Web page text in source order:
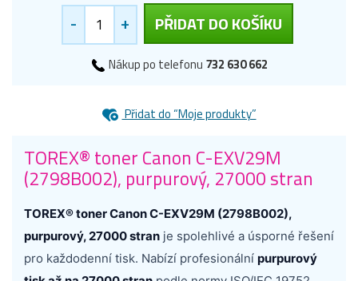
- + PŘIDAT DO KOŠÍKU
Nákup po telefonu 732 630 662
Přidat do “Moje produkty”
TOREX® toner Canon C-EXV29M
(2798B002), purpurový, 27000 stran
TOREX® toner Canon C-EXV29M (2798B002),
purpurový, 27000 stran je spolehlivé a úsporné řešení
pro každodenní tisk. Nabízí profesionální purpurový